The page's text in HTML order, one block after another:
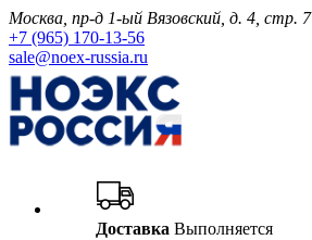
Москва, пр-д 1-ый Вязовский, д. 4, стр. 7
+7 (965) 170-13-56
sale@noex-russia.ru
Доставка Выполняется